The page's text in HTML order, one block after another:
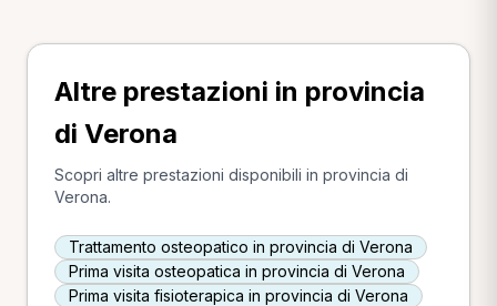
Altre prestazioni in provincia
di Verona
Scopri altre prestazioni disponibili in provincia di
Verona.
Trattamento osteopatico in provincia di Verona
Prima visita osteopatica in provincia di Verona
Prima visita fisioterapica in provincia di Verona